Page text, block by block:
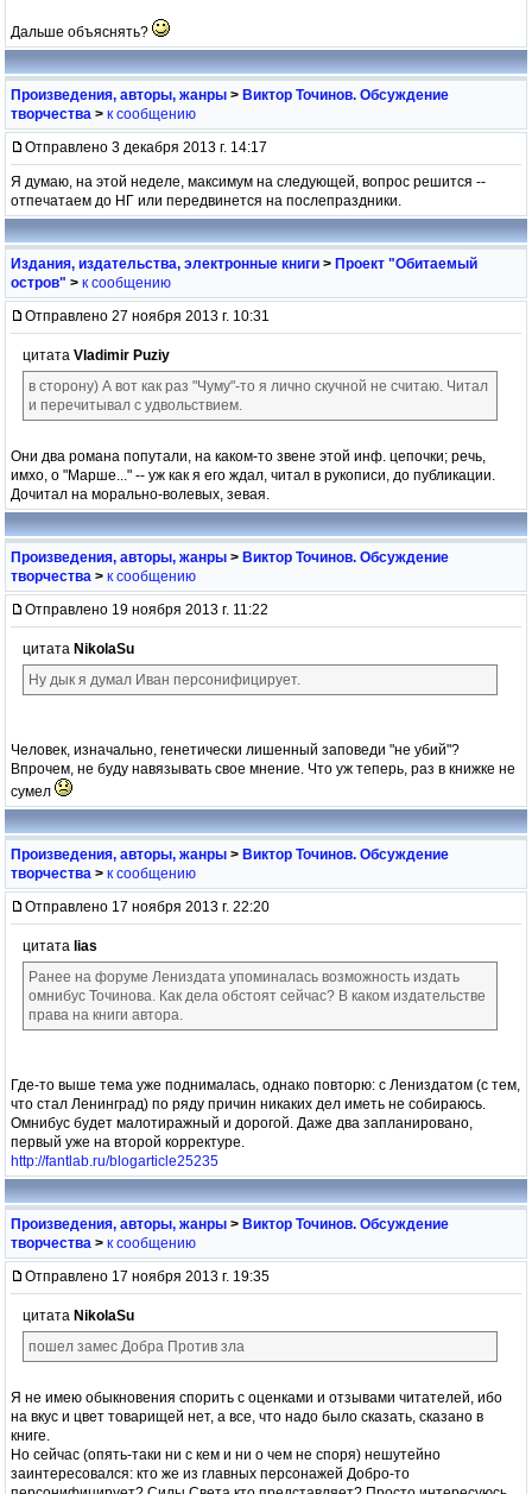
Дальше объяснять?
Произведения, авторы, жанры > Виктор Точинов. Обсуждение
творчества > к сообщению
Отправлено 3 декабря 2013 г. 14:17
Я думаю, на этой неделе, максимум на следующей, вопрос решится --
отпечатаем до НГ или передвинется на послепраздники.
Издания, издательства, электронные книги > Проект "Обитаемый
остров" > к сообщению
Отправлено 27 ноября 2013 г. 10:31
цитата Vladimir Puziy
в сторону) А вот как раз "Чуму"-то я лично скучной не считаю. Читал
и перечитывал с удвольствием.
Они два романа попутали, на каком-то звене этой инф. цепочки; речь,
имхо, о "Марше..." -- уж как я его ждал, читал в рукописи, до публикации.
Дочитал на морально-волевых, зевая.
Произведения, авторы, жанры > Виктор Точинов. Обсуждение
творчества > к сообщению
Отправлено 19 ноября 2013 г. 11:22
цитата NikolaSu
Ну дык я думал Иван персонифицирует.
Человек, изначально, генетически лишенный заповеди "не убий"?
Впрочем, не буду навязывать свое мнение. Что уж теперь, раз в книжке не
сумел
Произведения, авторы, жанры > Виктор Точинов. Обсуждение
творчества > к сообщению
Отправлено 17 ноября 2013 г. 22:20
цитата lias
Ранее на форуме Лениздата упоминалась возможность издать
омнибус Точинова. Как дела обстоят сейчас? В каком издательстве
права на книги автора.
Где-то выше тема уже поднималась, однако повторю: с Лениздатом (с тем,
что стал Ленинград) по ряду причин никаких дел иметь не собираюсь.
Омнибус будет малотиражный и дорогой. Даже два запланировано,
первый уже на второй корректуре.
http://fantlab.ru/blogarticle25235
Произведения, авторы, жанры > Виктор Точинов. Обсуждение
творчества > к сообщению
Отправлено 17 ноября 2013 г. 19:35
цитата NikolaSu
пошел замес Добра Против зла
Я не имею обыкновения спорить с оценками и отзывами читателей, ибо
на вкус и цвет товарищей нет, а все, что надо было сказать, сказано в
книге.
Но сейчас (опять-таки ни с кем и ни о чем не споря) нешутейно
заинтересовался: кто же из главных персонажей Добро-то